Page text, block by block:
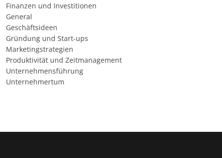
Finanzen und Investitionen
General
Geschäftsideen
Gründung und Start-ups
Marketingstrategien
Produktivität und Zeitmanagement
Unternehmensführung
Unternehmertum